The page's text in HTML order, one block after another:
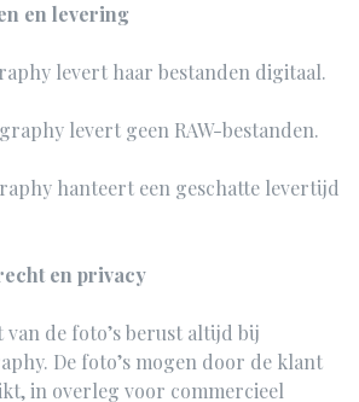
en levering
levert haar bestanden digitaal.
levert geen RAW-bestanden.
hanteert een geschatte levertijd
en privacy
van de foto’s berust altijd bij
De foto’s mogen door de klant
in overleg voor commercieel